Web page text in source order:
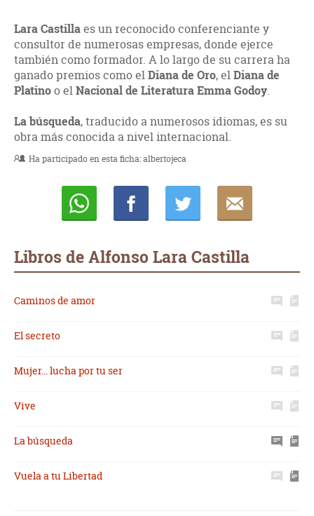
Lara Castillaes un reconocido conferenciante y
consultor de numerosas empresas, donde ejerce
también como formador. A lo largo de su carrera ha
ganado premios como elDiana de Oro, elDiana de
Platinoo elNacional de Literatura Emma Godoy.
La búsqueda, traducido a numerosos idiomas, es su
obra más conocida a nivel internacional.
Ha participado en esta ficha:albertojeca
Libros de Alfonso Lara Castilla
Caminos de amor
El secreto
Mujer... lucha por tu ser
Vive
La búsqueda
Vuela a tu Libertad